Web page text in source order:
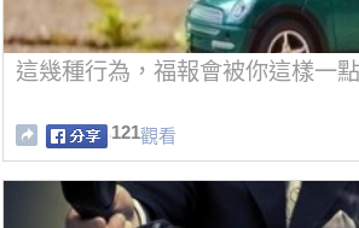
這幾種行為，福報會被你這樣一
121觀看